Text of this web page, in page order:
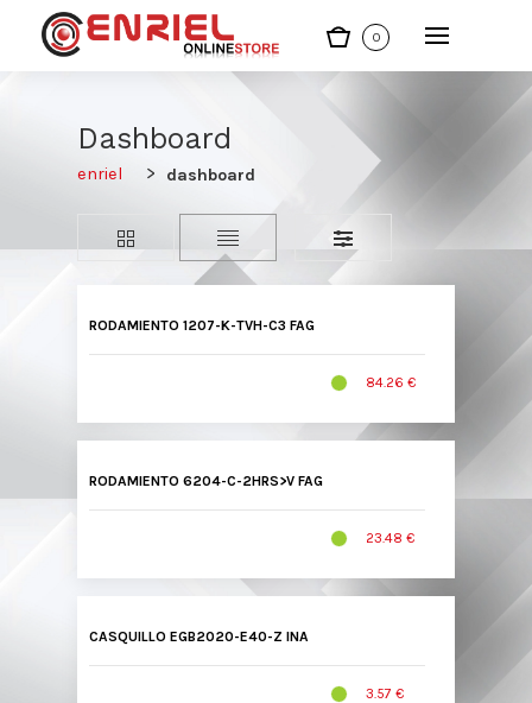
0
Dashboard
enriel dashboard
RODAMIENTO 1207-K-TVH-C3 FAG
84.26 €
RODAMIENTO 6204-C-2HRS>V FAG
23.48 €
CASQUILLO EGB2020-E40-Z INA
3.57 €